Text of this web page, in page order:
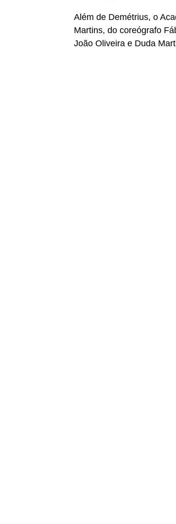
Além de Demétrius, o
Martins, do coreógrafo
João Oliveira e Duda